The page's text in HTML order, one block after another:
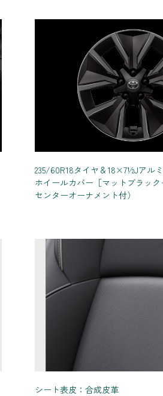
235/60R18タイヤ＆18×7½Jアル
ホイールカバー［マットブラッ
センターオーナメント付）
シート表皮：合成皮革